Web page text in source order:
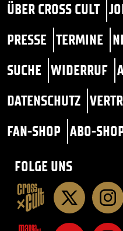
ÜBER CROSS CULT
PRESSE TERMINE
SUCHE WIDERRUF
DATENSCHUTZ
FAN-SHOP ABO-
FOLGE UNS